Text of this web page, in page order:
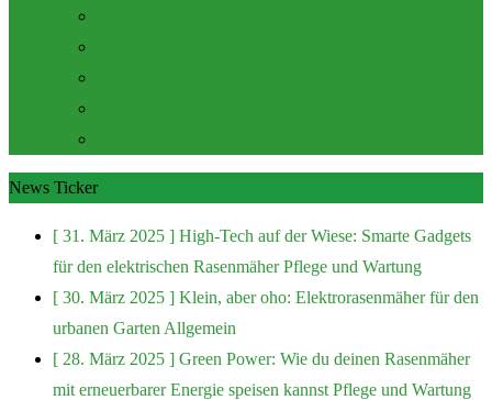
News Ticker
[ 31. März 2025 ] High-Tech auf der Wiese: Smarte Gadgets
für den elektrischen RasenmäherPflege und Wartung
[ 30. März 2025 ] Klein, aber oho: Elektrorasenmäher für den
urbanen Garten Allgemein
[ 28. März 2025 ] Green Power: Wie du deinen Rasenmäher
mit erneuerbarer Energie speisen kannst Pflege und Wartung